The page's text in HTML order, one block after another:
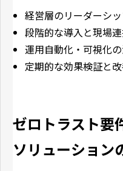
経営層のリーダーシ
段階的な導入と現場
運用自動化・可視化
定期的な効果検証と
ゼロトラスト要
ソリューション